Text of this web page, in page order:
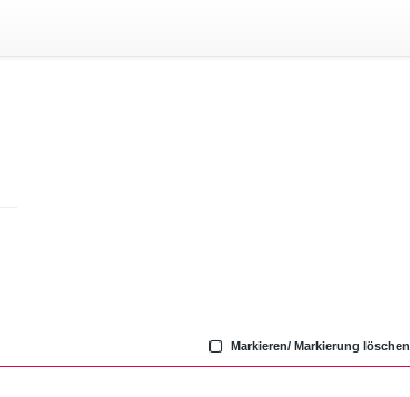
Markieren/ Markierung löschen